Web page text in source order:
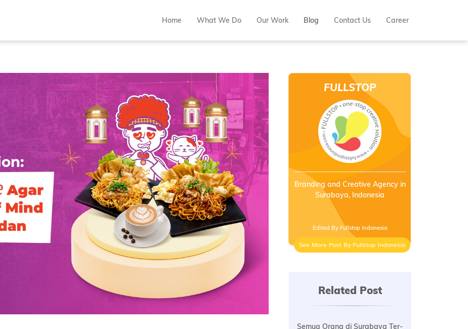
Home What We Do Our Work Blog Contact Us Career
FULLSTOP
INDONESIA
Branding and Creative Agency in
Surabaya, Indonesia
Edited By Fullstop Indonesia
See More Post By Fullstop Indonesia
Related Post
Semua Orang di Surabaya Ter-